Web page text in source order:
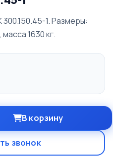
1. Размеры:
1630 кг.
В корзину
звонок